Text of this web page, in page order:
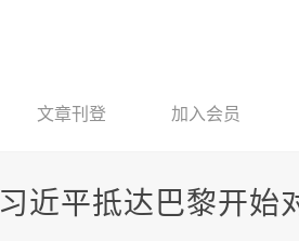
文章刊登 加入会员
习近平抵达巴黎开始